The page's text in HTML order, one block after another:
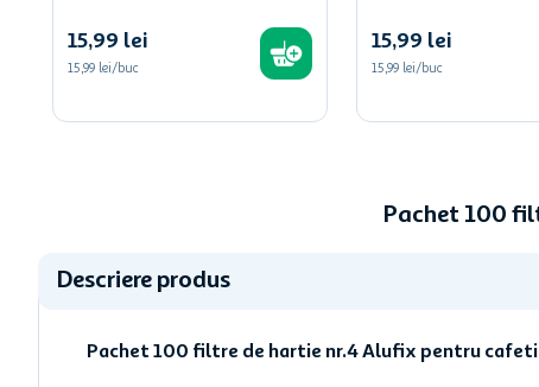
15,99 lei
15,99 lei/buc
15,99 lei
15,99 lei/buc
Pachet 100
Descriere produs
Pachet 100 filtre de hartie nr.4 Alufix pentru